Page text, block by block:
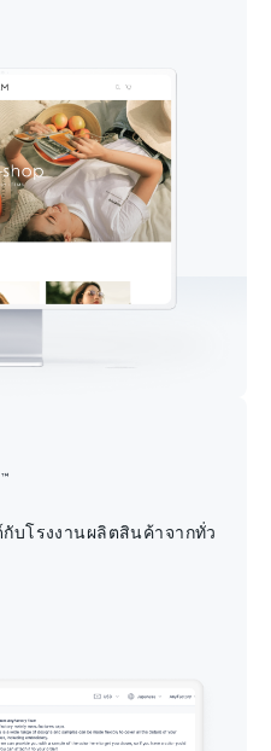
บโรงงานผลิตสินค้าจากทั่ว